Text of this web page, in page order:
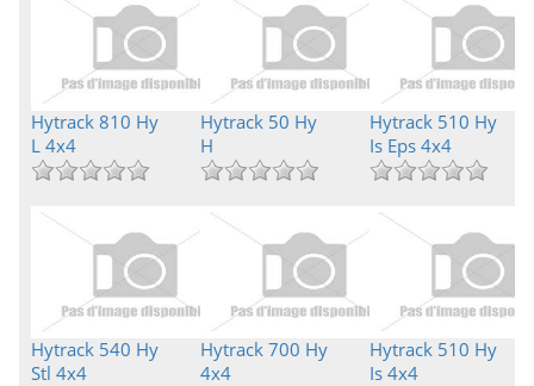
Hytrack 810 Hy
L 4x4
Hytrack 50 Hy
H
Hytrack 510 Hy
Is Eps 4x4
Hytrack 540 Hy
Stl 4x4
Hytrack 700 Hy
4x4
Hytrack 510 Hy
Is 4x4